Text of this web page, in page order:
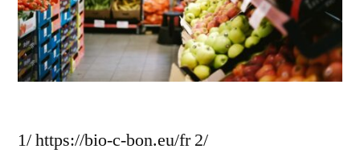
1/ https://bio-c-bon.eu/fr 2/